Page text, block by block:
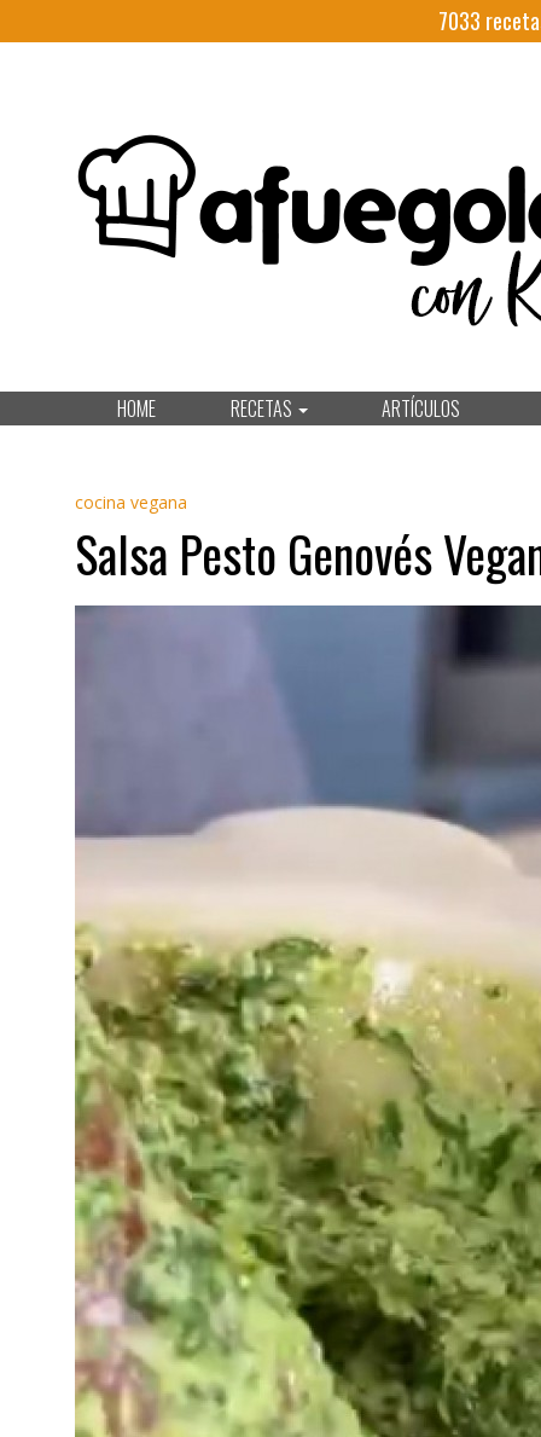
7033
HOME RECETAS ARTÍCULOS
cocina vegana
Salsa Pesto Genovés